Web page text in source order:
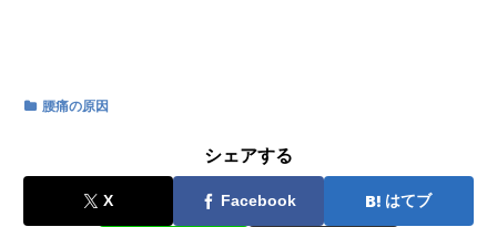
腰痛の原因
シェアする
X Facebook はてブ